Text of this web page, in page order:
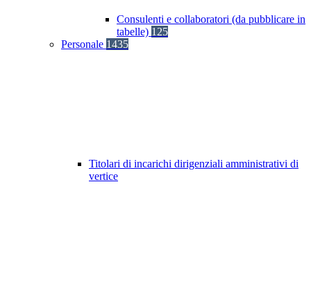
Consulenti e collaboratori (da pubblicare in
tabelle) 125
Personale 1435
Titolari di incarichi dirigenziali amministrativi di
vertice